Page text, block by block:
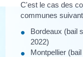
C'est le cas des
communes
Bordeaux (bail
2022)
Montpellier